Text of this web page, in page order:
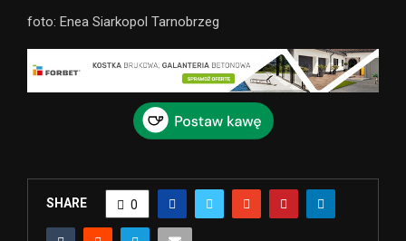
foto: Enea Siarkopol Tarnobrzeg
SHARE 0